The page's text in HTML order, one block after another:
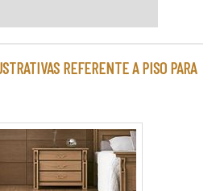
REFERENTE A PISO PARA